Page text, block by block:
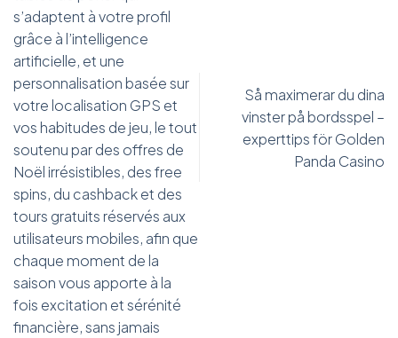
s’adaptent à votre profil
grâce à l’intelligence
artificielle, et une
personnalisation basée sur
votre localisation GPS et
vos habitudes de jeu, le tout
soutenu par des offres de
Noël irrésistibles, des free
spins, du cashback et des
tours gratuits réservés aux
utilisateurs mobiles, afin que
chaque moment de la
saison vous apporte à la
fois excitation et sérénité
financière, sans jamais
Så maximerar du dina
vinster på bordsspel –
experttips för Golden
Panda Casino